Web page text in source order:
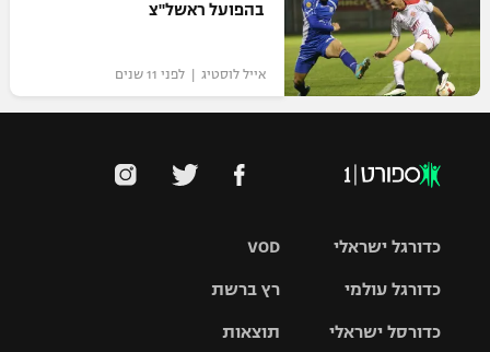
בהפועל ראשל"צ‎
אייל לוסטיג | לפני 11 שנים
VOD
רץ ברשת
תוצאות
כדורגל ישראלי
כדורגל עולמי
כדורסל ישראלי